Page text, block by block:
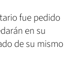
fue pedido
en su
de su mismo